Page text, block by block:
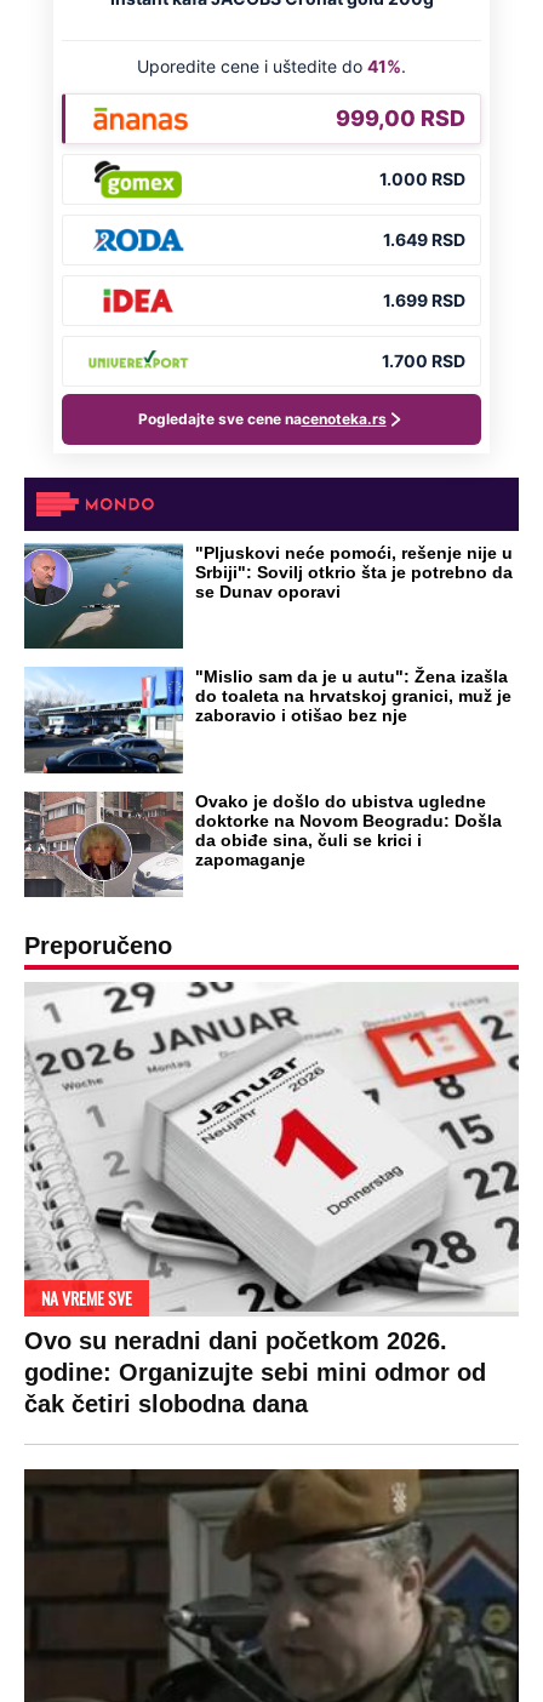
"Pljuskovi neće pomoći, rešenje nije u
Srbiji": Sovilj otkrio šta je potrebno da
se Dunav oporavi
"Mislio sam da je u autu": Žena izašla
do toaleta na hrvatskoj granici, muž je
zaboravio i otišao bez nje
Ovako je došlo do ubistva ugledne
doktorke na Novom Beogradu: Došla
da obiđe sina, čuli se krici i
zapomaganje
Preporučeno
NA VREME SVE
Ovo su neradni dani početkom 2026.
godine: Organizujte sebi mini odmor od
čak četiri slobodna dana